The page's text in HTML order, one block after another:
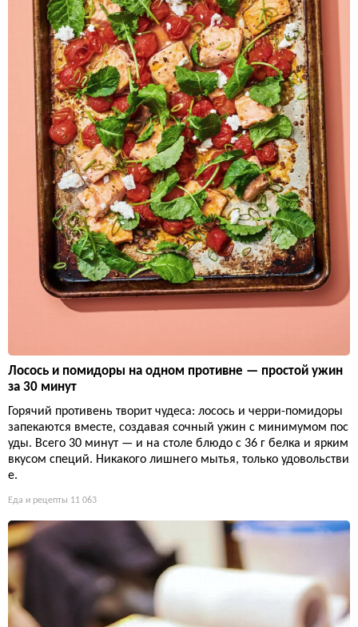
Лосось и помидоры на одном противне — простой ужин
за 30 минут
Горячий противень творит чудеса: лосось и черри-помидоры
запекаются вместе, создавая сочный ужин с минимумом пос
уды. Всего 30 минут — и на столе блюдо с 36 г белка и ярким
вкусом специй. Никакого лишнего мытья, только удовольстви
е.
Еда и рецепты 11 063